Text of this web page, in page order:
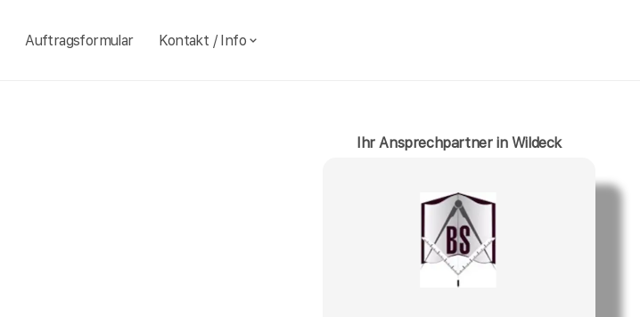
Auftragsformular Kontakt / Info
Ihr Ansprechpartner in Wildeck